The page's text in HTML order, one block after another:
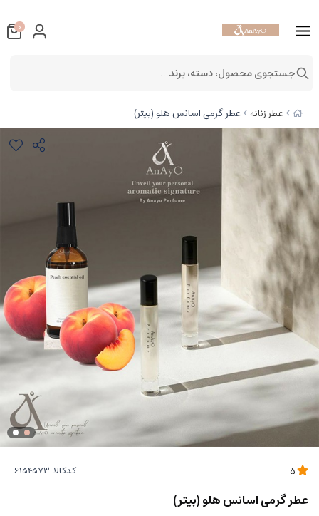
عطر زنانه عطر گرمی اسانس هلو (بیتر)
کدکالا:
عطر گرمی اسانس هلو (بیتر)
0
جستجوی محصول، دسته، برند...